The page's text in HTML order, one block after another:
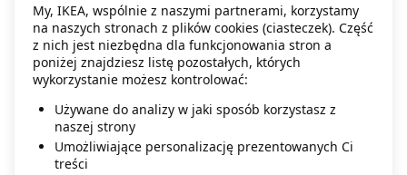
information).
My, IKEA, wspólnie z naszymi partnerami, korzystamy
na naszych stronach z plików cookies (ciasteczek). Część
z nich jest niezbędna dla funkcjonowania stron a
poniżej znajdziesz listę pozostałych, których
wykorzystanie możesz kontrolować:
Używane do analizy w jaki sposób korzystasz z
naszej strony
Umożliwiające personalizację prezentowanych Ci
treści